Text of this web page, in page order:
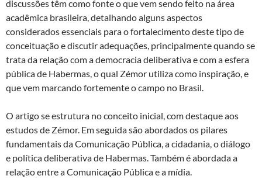
discussões têm como fonte o que vem sendo feito na área
acadêmica brasileira, detalhando alguns aspectos
considerados essenciais para o fortalecimento deste tipo de
conceituação e discutir adequações, principalmente quando se
trata da relação com a democracia deliberativa e com a esfera
pública de Habermas, o qual Zémor utiliza como inspiração, e
que vem marcando fortemente o campo no Brasil.
O artigo se estrutura no conceito inicial, com destaque aos
estudos de Zémor. Em seguida são abordados os pilares
fundamentais da Comunicação Pública, a cidadania, o diálogo
e política deliberativa de Habermas. Também é abordada a
relação entre a Comunicação Pública e a mídia.